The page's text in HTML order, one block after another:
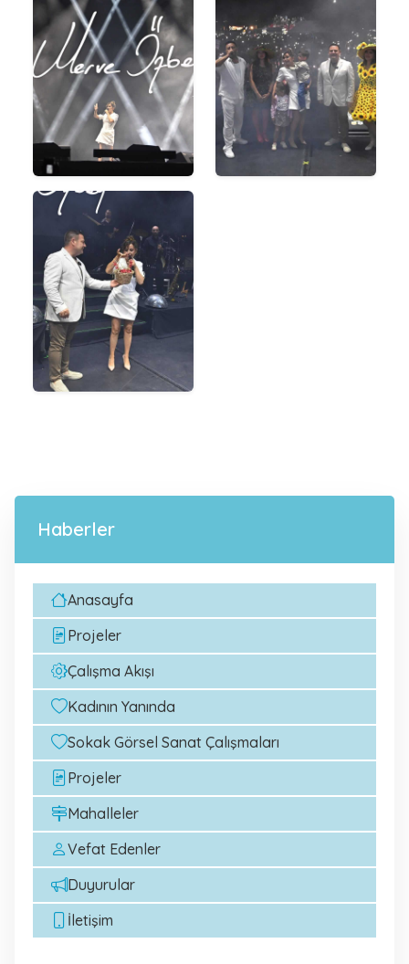
Haberler
Anasayfa
Projeler
Çalışma Akışı
Kadının Yanında
Sokak Görsel Sanat Çalışmaları
Projeler
Mahalleler
Vefat Edenler
Duyurular
İletişim